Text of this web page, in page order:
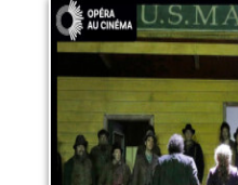
OPERA "LA
WEST (La
18 février 2027
LIRE